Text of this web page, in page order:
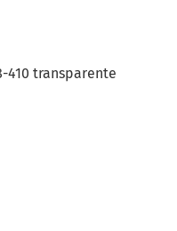
410 transparente